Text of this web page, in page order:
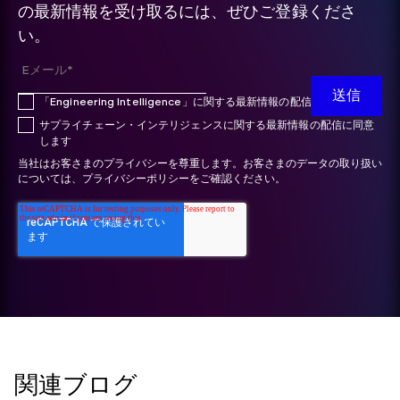
の最新情報を受け取るには、ぜひご登録くださ
い。
「Engineering Intelligence」に関する最新情報の配信に同意します
サプライチェーン・インテリジェンスに関する最新情報の配信に同意
します
当社はお客さまのプライバシーを尊重します。お客さまのデータの取り扱い
については、プライバシーポリシーをご確認ください。
関連ブログ